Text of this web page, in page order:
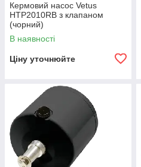
Кермовий насос Vetus
HTP2010RB з клапаном
(чорний)
В наявності
Ціну уточнюйте